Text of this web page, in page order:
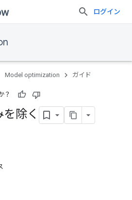
ログイン
Model optimization ガイド
？
除く